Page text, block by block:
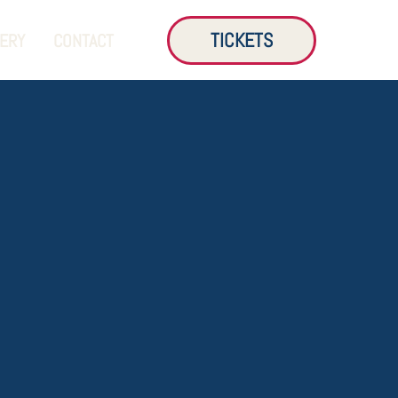
CONTACT TICKETS